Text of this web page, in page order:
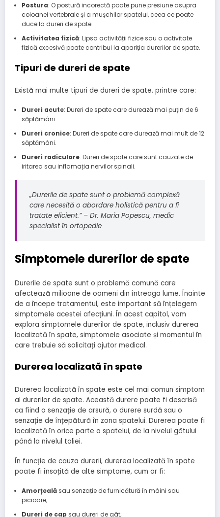
Postura: O postură incorectă poate pune presiune asupra
coloanei vertebrale și a mușchilor spatelui, ceea ce poate
duce la dureri de spate.
Activitatea fizică: Lipsa activității fizice sau o activitate
fizică excesivă poate contribui la apariția durerilor de spate.
Tipuri de dureri de spate
Există mai multe tipuri de dureri de spate, printre care:
Dureri acute: Dureri de spate care durează mai puțin de 6
săptămâni.
Dureri cronice: Dureri de spate care durează mai mult de 12
săptămâni.
Dureri radiculare: Dureri de spate care sunt cauzate de
iritarea sau inflamația nervilor spinali.
„Durerile de spate sunt o problemă complexă
care necesită o abordare holistică pentru a fi
tratate eficient.” – Dr. Maria Popescu, medic
specialist în ortopedie
Simptomele durerilor de spate
Durerile de spate sunt o problemă comună care
afectează milioane de oameni din întreaga lume. Înainte
de a începe tratamentul, este important să înțelegem
simptomele acestei afecțiuni. În acest capitol, vom
explora simptomele durerilor de spate, inclusiv durerea
localizată în spate, simptomele asociate și momentul în
care trebuie să solicitați ajutor medical.
Durerea localizată în spate
Durerea localizată în spate este cel mai comun simptom
al durerilor de spate. Această durere poate fi descrisă
ca fiind o senzație de arsură, o durere surdă sau o
senzație de înțepătură în zona spatelui. Durerea poate fi
localizată în orice parte a spatelui, de la nivelul gâtului
până la nivelul taliei.
În funcție de cauza durerii, durerea localizată în spate
poate fi însoțită de alte simptome, cum ar fi:
Amorțealăsau senzație de furnicătură în mâini sau
picioare;
Dureri de cap sau dureri de gât;